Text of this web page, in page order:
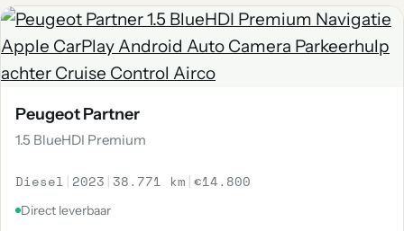
Peugeot Partner
1.5 BlueHDI Premium
Diesel | 2023 | 38.771 km |€14.800
Direct leverbaar